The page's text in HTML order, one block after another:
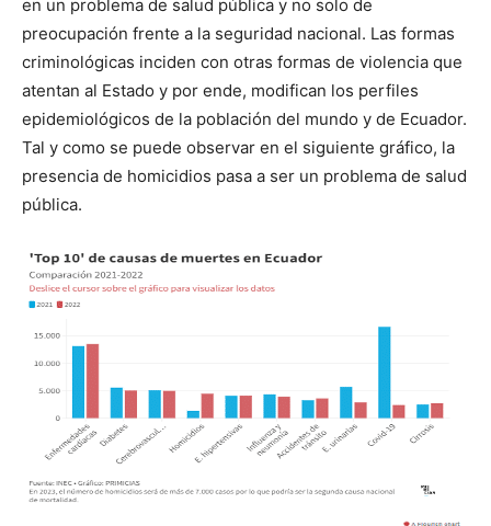
en un problema de salud pública y no solo de
preocupación frente a la seguridad nacional. Las formas
criminológicas inciden con otras formas de violencia que
atentan al Estado y por ende, modifican los perfiles
epidemiológicos de la población del mundo y de Ecuador.
Tal y como se puede observar en el siguiente gráfico, la
presencia de homicidios pasa a ser un problema de salud
pública.